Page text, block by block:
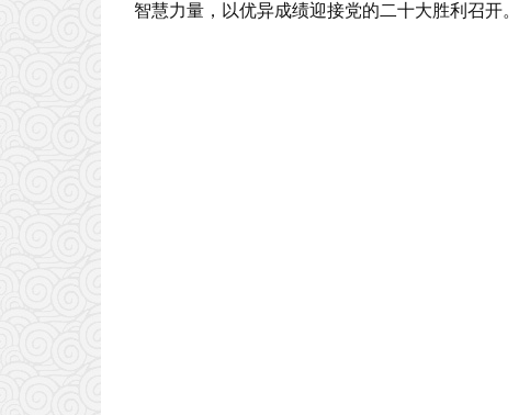
智慧力量，以优异成绩迎接党的二十大胜利召开。